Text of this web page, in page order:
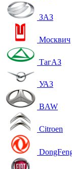
ЗАЗ
Москвич
ТагАЗ
УАЗ
BAW
Citroen